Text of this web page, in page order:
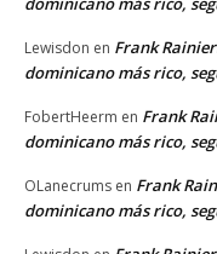
Lewisdon en Frank
dominicano más rico,
FobertHeerm en Frank
dominicano más rico,
OLanecrums en Frank
dominicano más rico,